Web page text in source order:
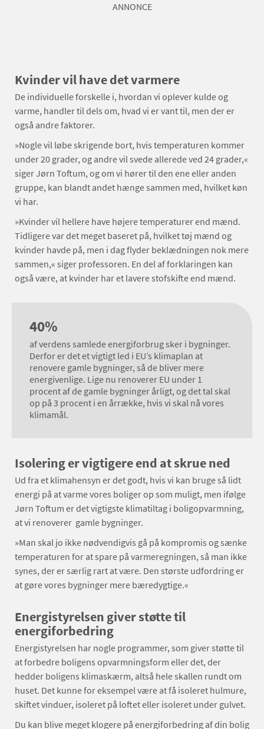
ANNONCE
Kvinder vil have det varmere
De individuelle forskelle i, hvordan vi oplever kulde og
varme, handler til dels om, hvad vi er vant til, men der er
også andre faktorer.
»Nogle vil løbe skrigende bort, hvis temperaturen kommer
under 20 grader, og andre vil svede allerede ved 24 grader,«
siger Jørn Toftum, og om vi hører til den ene eller anden
gruppe, kan blandt andet hænge sammen med, hvilket køn
vi har.
»Kvinder vil hellere have højere temperaturer end mænd.
Tidligere var det meget baseret på, hvilket tøj mænd og
kvinder havde på, men i dag flyder beklædningen nok mere
sammen,« siger professoren. En del af forklaringen kan
også være, at kvinder har et lavere stofskifte end mænd.
40%
af verdens samlede energiforbrug sker i bygninger.
Derfor er det et vigtigt led i EU’s klimaplan at
renovere gamle bygninger, så de bliver mere
energivenlige. Lige nu renoverer EU under 1
procent af de gamle bygninger årligt, og det tal skal
op på 3 procent i en årrække, hvis vi skal nå vores
klimamål.
Isolering er vigtigere end at skrue ned
Ud fra et klimahensyn er det godt, hvis vi kan bruge så lidt
energi på at varme vores boliger op som muligt, men ifølge
Jørn Toftum er det vigtigste klimatiltag i boligopvarmning,
at vi renoverer gamle bygninger.
»Man skal jo ikke nødvendigvis gå på kompromis og sænke
temperaturen for at spare på varmeregningen, så man ikke
synes, der er særlig rart at være. Den største udfordring er
at gøre vores bygninger mere bæredygtige.«
Energistyrelsen giver støtte til
energiforbedring
Energistyrelsen har nogle programmer, som giver støtte til
at forbedre boligens opvarmningsform eller det, der
hedder boligens klimaskærm, altså hele skallen rundt om
huset. Det kunne for eksempel være at få isoleret hulmure,
skiftet vinduer, isoleret på loftet eller isoleret under gulvet.
Du kan blive meget klogere på energiforbedring af din bolig